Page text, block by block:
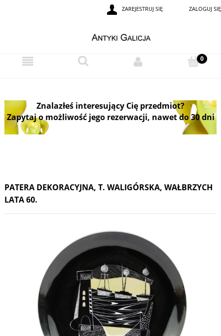
ZAREJESTRUJ SIĘ ZALOGUJ SIĘ
Znalazłeś interesujący Cię przedmiot?
Zapytaj o możliwość jego rezerwacji, nawet do 30 dni
PATERA DEKORACYJNA, T. WALIGÓRSKA, WAŁBRZYCH
LATA 60.